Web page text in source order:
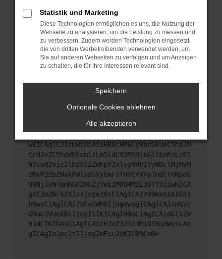
Sicherheitsrisiko, sondern kann auch dazu führen,
dass bestimmte Funktionen nicht mehr
unterstützt werden.
Wende dich an den Webseitenbetreiber.
Wenn du alle oben genannten Schritte versucht
hast, kontaktiere uns bitte. Wir werden versuchen,
das Problem zu beheben. Du kannst uns diesen
Text schicken, um uns bei der Fehlersuche zu
unterstützen:
ewogICJuYW1lIjogIk5ldHdvcmtFcnJvciIsCiAgI
mNvbmZpZyI6IHsKICAgICJtZXRob2QiOiAiR0VUIi
wKICAgICJ1cmwiOiAiaHR0cHM6Ly9hcGkueC5ha3M
tcHJvZC5hdWRhcmlzLm5ldC92MS9jbGllbnRzLzE5
NTcvd2Vic2l0ZS12ZWhpY2xlcy9HV1YyNDclMjMyM
zMxP2ZpZWxkPWludGVybmFsTnVtYmVyJndlYnNpdG
U9NjIxNTBmNGU2NGZjYWI2MDU4M2E3OTY3IiwKICA
gICJoZWFkZXJzIjoge30sCiAgICAiYm9keSI6IG51
bGwsCiAgICAiZXhwZWN0IjogewogICAgICAicmVzc
G9uc2VUeXBlIjogIiIKICAgIH0sCiAgICAidGltZW
91dCI6IDAsCiAgICAicHJvZ3Jlc3MiOiBudWxsLAo
gICAgInJpc2t5IjogZmFsc2UKICB9Cn0=
Statistik und Marketing
Diese Technologien ermöglichen es uns, die Nutzung der
Webseite zu analysieren, um die Leistung zu messen und
zu verbessern. Zudem werden Technologien eingesetzt,
die von dritten Werbetreibenden verwendet werden, um
Sie auf anderen Webseiten zu verfolgen und um Anzeigen
zu schalten, die für Ihre Interessen relevant sind.
Speichern
Optionale Cookies ablehnen
Alle akzeptieren